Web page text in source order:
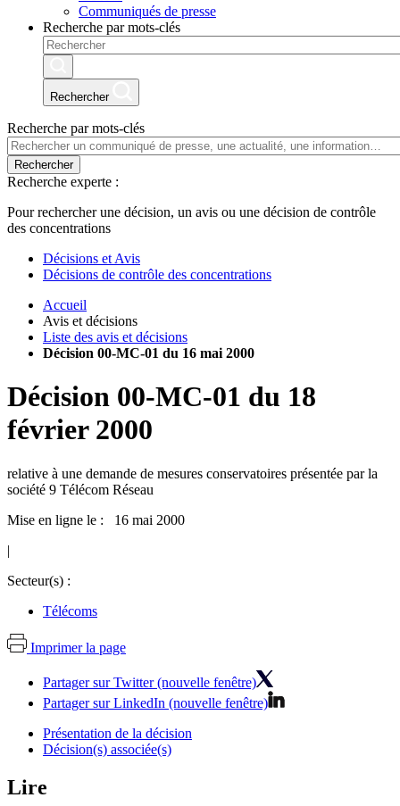
Communiqués de presse
Recherche par mots-clés
Rechercher
Recherche par mots-clés
Rechercher
Recherche experte :
Pour rechercher une décision, un avis ou une décision de contrôle
des concentrations
Décisions et Avis
Décisions de contrôle des concentrations
Accueil
Avis et décisions
Liste des avis et décisions
Décision 00-MC-01 du 16 mai 2000
Décision 00-MC-01 du 18
février 2000
relative à une demande de mesures conservatoires présentée par la
société 9 Télécom Réseau
Mise en ligne le : 16 mai 2000
|
Secteur(s) :
Télécoms
Imprimer la page
Partager sur Twitter (nouvelle fenêtre)
Partager sur LinkedIn (nouvelle fenêtre)
Présentation de la décision
Décision(s) associée(s)
Lire